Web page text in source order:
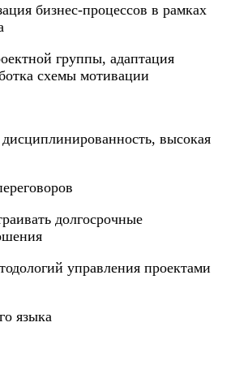
бизнес-процессов в рамках
группы, адаптация
схемы мотивации
дисциплинированность, высокая
долгосрочные
управления проектами
языка